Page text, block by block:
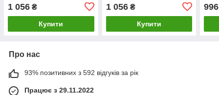
1 056 ₴
Купити
1 056₴
Купити
996
Про нас
93% позитивних з 592 відгуків за рік
Працює з 29.11.2022